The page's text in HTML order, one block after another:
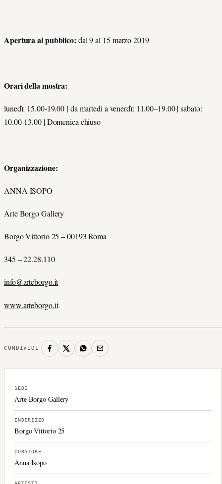
Apertura al pubblico: dal 9 al 15 marzo 2019
Orari della mostra:
lunedì: 15.00-19.00 | da martedì a venerdì: 11.00–19.00 | sabato:
10.00-13.00 | Domenica chiuso
Organizzazione:
ANNA ISOPO
Arte Borgo Gallery
Borgo Vittorio 25 – 00193 Roma
345 – 22.28.110
info@arteborgo.it
www.arteborgo.it
CONDIVIDI
SEDE
Arte Borgo Gallery
INDIRIZZO
Borgo Vittorio 25
CURATORE
Anna Isopo